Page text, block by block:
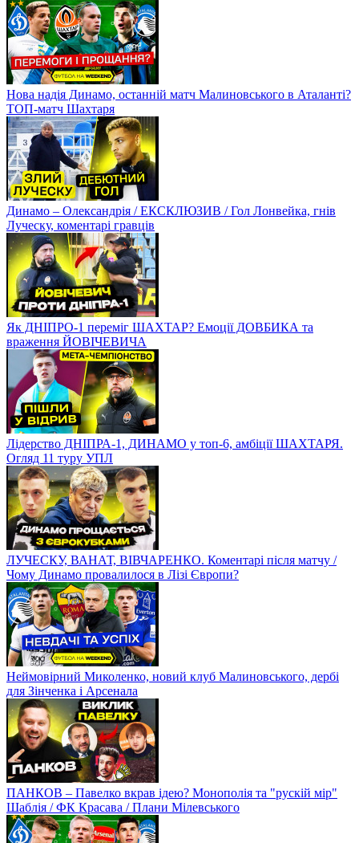
Нова надія Динамо, останній матч Малиновського в Аталанті?
ТОП-матч Шахтаря
Динамо – Олександрія / ЕКСКЛЮЗИВ / Гол Лонвейка, гнів
Луческу, коментарі гравців
Як ДНІПРО-1 переміг ШАХТАР? Емоції ДОВБИКА та
враження ЙОВІЧЕВИЧА
Лідерство ДНІПРА-1, ДИНАМО у топ-6, амбіції ШАХТАРЯ.
Огляд 11 туру УПЛ
ЛУЧЕСКУ, ВАНАТ, ВІВЧАРЕНКО. Коментарі після матчу /
Чому Динамо провалилося в Лізі Європи?
Неймовірний Миколенко, новий клуб Малиновського, дербі
для Зінченка і Арсенала
ПАНКОВ – Павелко вкрав ідею? Монополія та "рускій мір"
Шаблія / ФК Красава / Плани Мілевського